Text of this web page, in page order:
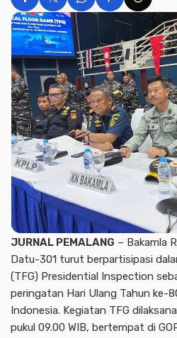
JURNAL PEMALANG – Bakamla
Datu-301 turut berpartisipasi
(TFG) Presidential Inspection
peringatan Hari Ulang Tahun ke-
Indonesia. Kegiatan TFG
pukul 09.00 WIB, bertempat di